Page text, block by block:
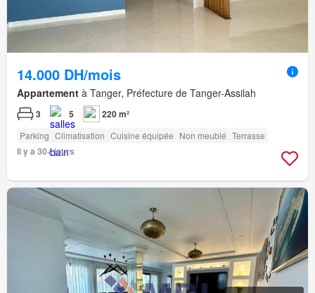
14.000 DH/mois
Appartement à Tanger, Préfecture de Tanger-Assilah
3 5 220 m²
Parking Climatisation Cuisine équipée Non meublé Terrasse
Il y a 30+ jours